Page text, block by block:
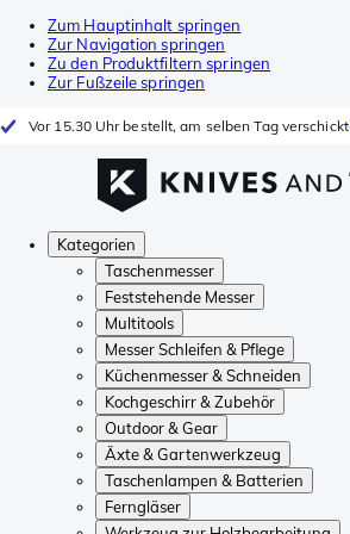
Zum Hauptinhalt springen
Zur Navigation springen
Zu den Produktfiltern springen
Zur Fußzeile springen
Vor 15.30 Uhr bestellt, am selben Tag verschickt
Kategorien
Taschenmesser
Feststehende Messer
Multitools
Messer Schleifen & Pflege
Küchenmesser & Schneiden
Kochgeschirr & Zubehör
Outdoor & Gear
Äxte & Gartenwerkzeug
Taschenlampen & Batterien
Ferngläser